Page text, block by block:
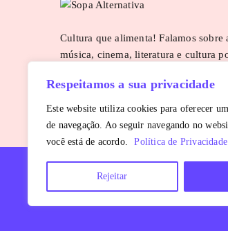
Respeitamos a sua privacidade
Este website utiliza cookies para oferecer
de navegação. Ao seguir navegando no
você está de acordo.
Política de Privacidade
Rejeitar
Cultura que alimenta! Falamos sobre
música, cinema, literatura e cultura
contato@sopaalternativa.com.br
SAIBA MAIS
É proibida a reprodução, total ou parcial, do